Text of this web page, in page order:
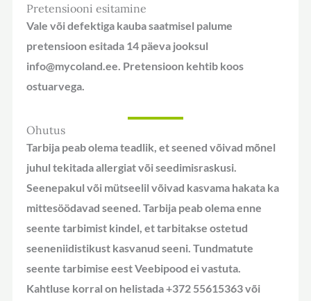
Pretensiooni esitamine
Vale või defektiga kauba saatmisel palume
pretensioon esitada 14 päeva jooksul
info@mycoland.ee. Pretensioon kehtib koos
ostuarvega.
Ohutus
Tarbija peab olema teadlik, et seened võivad mõnel
juhul tekitada allergiat või seedimisraskusi.
Seenepakul või mütseelil võivad kasvama hakata ka
mittesöödavad seened. Tarbija peab olema enne
seente tarbimist kindel, et tarbitakse ostetud
seeneniidistikust kasvanud seeni. Tundmatute
seente tarbimise eest Veebipood ei vastuta.
Kahtluse korral on helistada +372 55615363 või